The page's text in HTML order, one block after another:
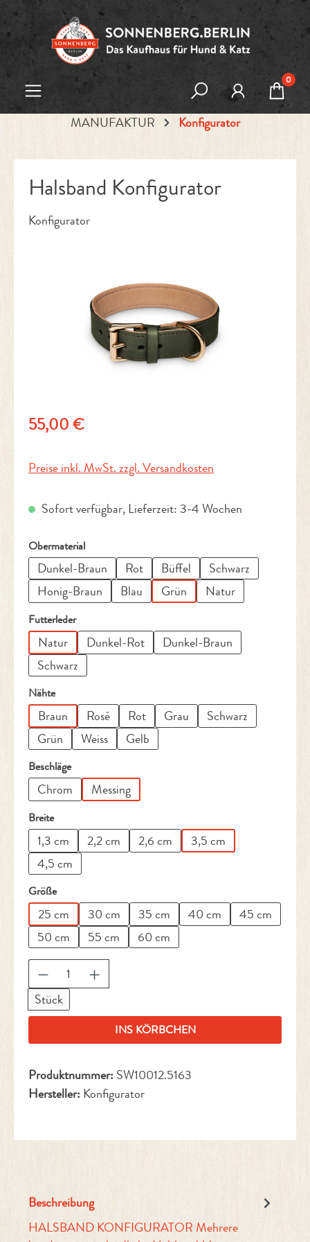
Zum Hauptinhalt springen
0
MANUFAKTUR Konfigurator
Halsband Konfigurator
Konfigurator
Regulärer Preis:
55,00 €
Preise inkl. MwSt. zzgl. Versandkosten
Sofort verfügbar, Lieferzeit: 3-4 Wochen
Obermaterialauswählen
Dunkel-Braun Rot Büffel
Schwarz
Honig-Braun
Blau Grün Natur
Futterlederauswählen
Natur Dunkel-Rot
Dunkel-Braun
Schwarz
Nähteauswählen
Braun Rosé Rot Grau
Schwarz
Grün
Weiss Gelb
Beschlägeauswählen
Chrom Messing
Breiteauswählen
1,3 cm 2,2 cm 2,6 cm
3,5 cm
4,5 cm
Größeauswählen
25 cm 30 cm 35 cm 40 cm
45 cm
50 cm
55 cm 60 cm
Produkt Anzahl: Gib den gewünschten Wert
Stück
INS KÖRBCHEN
Produktnummer: SW10012.5163
Hersteller: Konfigurator
Beschreibung
HALSBAND KONFIGURATOR Mehrere